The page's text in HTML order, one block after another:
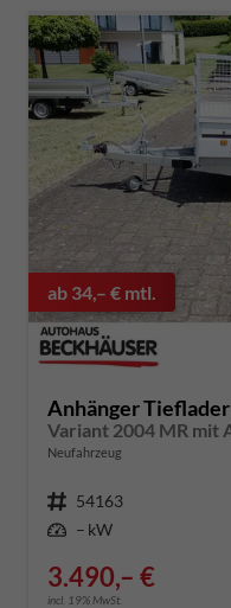
ab 34,– € mtl.
Anhänger Tieflader
Neufahrzeug
Fahrzeugnummer 54163
Leistung – kW
3.490,– €
incl. 19% MwSt.